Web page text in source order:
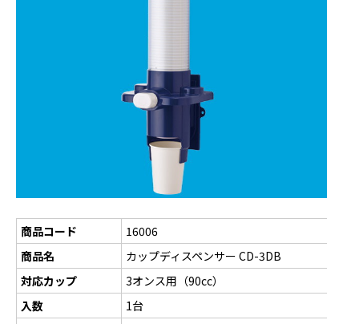
商品コード
16006
商品名
カップディスペンサー CD-3DB
対応カップ
3オンス用（90cc）
入数
1台